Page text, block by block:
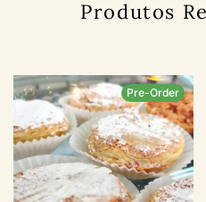
Produtos
Pre-Order